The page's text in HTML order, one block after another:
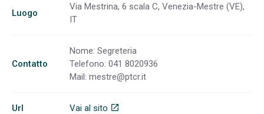
Luogo
Via Mestrina, 6 scala C, Venezia-Mestre (VE),
IT
Contatto
Nome: Segreteria
Telefono: 041 8020936
Mail: mestre@ptcr.it
Url Vai al sito open_in_new